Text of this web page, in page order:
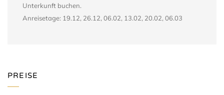
Unterkunft buchen.
Anreisetage: 19.12, 26.12, 06.02, 13.02, 20.02, 06.03
PREISE